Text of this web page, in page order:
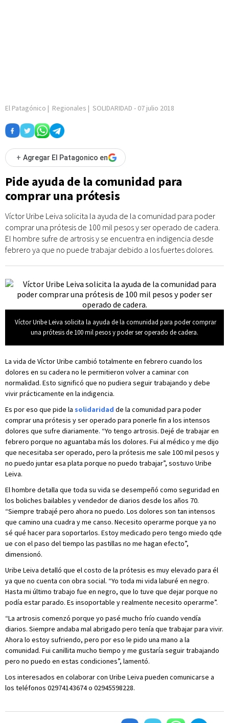
El Patagónico | Regionales | SOLIDARIDAD - 07 julio 2018
+ Agregar El Patagonico en
Pide ayuda de la comunidad para
comprar una prótesis
Víctor Uribe Leiva solicita la ayuda de la comunidad para poder
comprar una prótesis de 100 mil pesos y ser operado de cadera.
El hombre sufre de artrosis y se encuentra en indigencia desde
febrero ya que no puede trabajar debido a los fuertes dolores.
Víctor Uribe Leiva solicita la ayuda de la comunidad para poder comprar
una prótesis de 100 mil pesos y poder ser operado de cadera.
La vida de Víctor Uribe cambió totalmente en febrero cuando los
dolores en su cadera no le permitieron volver a caminar con
normalidad. Esto significó que no pudiera seguir trabajando y debe
vivir prácticamente en la indigencia.
Es por eso que pide la solidaridad de la comunidad para poder
comprar una prótesis y ser operado para ponerle fin a los intensos
dolores que sufre diariamente. “Yo tengo artrosis. Dejé de trabajar en
febrero porque no aguantaba más los dolores. Fui al médico y me dijo
que necesitaba ser operado, pero la prótesis me sale 100 mil pesos y
no puedo juntar esa plata porque no puedo trabajar”, sostuvo Uribe
Leiva.
El hombre detalla que toda su vida se desempeñó como seguridad en
los boliches bailables y vendedor de diarios desde los años 70.
“Siempre trabajé pero ahora no puedo. Los dolores son tan intensos
que camino una cuadra y me canso. Necesito operarme porque ya no
sé qué hacer para soportarlos. Estoy medicado pero tengo miedo qde
ue con el paso del tiempo las pastillas no me hagan efecto”,
dimensionó.
Uribe Leiva detalló que el costo de la prótesis es muy elevado para él
ya que no cuenta con obra social. “Yo toda mi vida laburé en negro.
Hasta mi último trabajo fue en negro, que lo tuve que dejar porque no
podía estar parado. Es insoportable y realmente necesito operarme”.
“La artrosis comenzó porque yo pasé mucho frío cuando vendía
diarios. Siempre andaba mal abrigado pero tenía que trabajar para vivir.
Ahora lo estoy sufriendo, pero por eso le pido una mano a la
comunidad. Fui canillita mucho tiempo y me gustaría seguir trabajando
pero no puedo en estas condiciones”, lamentó.
Los interesados en colaborar con Uribe Leiva pueden comunicarse a
los teléfonos 02974143674 o 02945598228.